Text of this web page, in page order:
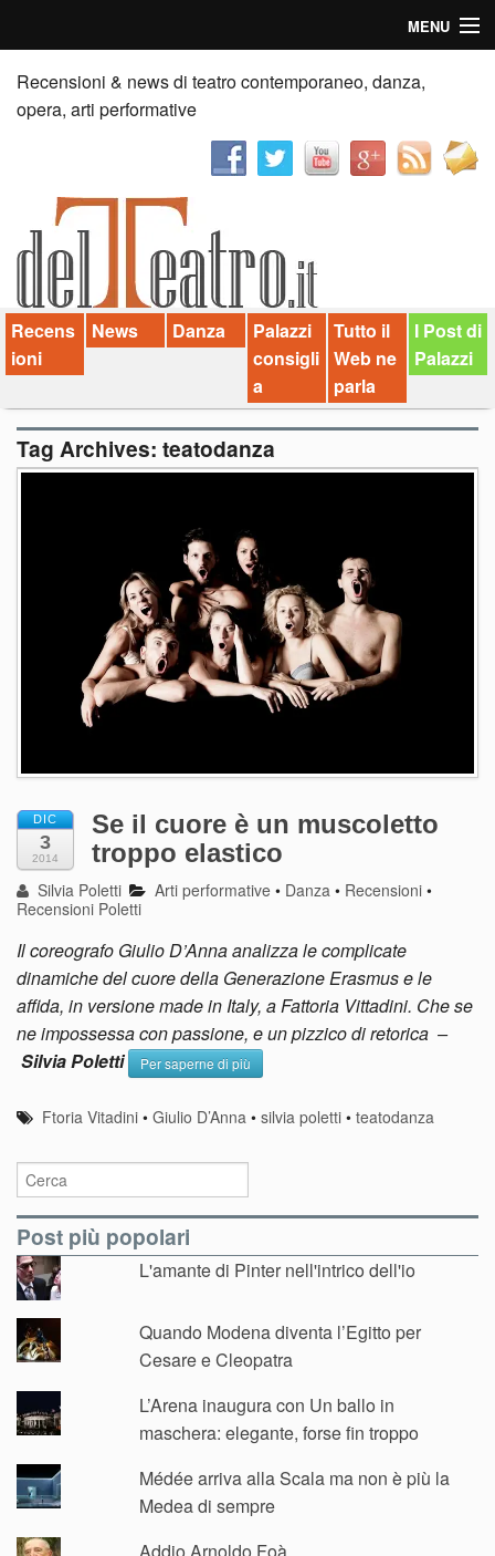
MENU
Home
Recensioni
News
Palazzi consiglia
Video
Chi siamo
Contatti
Recensioni & news di teatro contemporaneo, danza,
opera, arti performative
Recens
ioni
News Danza
Palazzi
consigli
a
Tutto il
Web ne
parla
I Post di
Palazzi
Tag Archives: teatodanza
DIC
3
2014
Se il cuore è un muscoletto
troppo elastico
Silvia Poletti Arti performative • Danza • Recensioni •
Recensioni Poletti
Il coreografo Giulio D’Anna analizza le complicate
dinamiche del cuore della Generazione Erasmus e le
affida, in versione made in Italy, a Fattoria Vittadini. Che se
ne impossessa con passione, e un pizzico di retorica –
Silvia Poletti
Per saperne di più
Ftoria Vitadini •Giulio D’Anna •silvia poletti •teatodanza
Post più popolari
L'amante di Pinter nell'intrico dell'io
Quando Modena diventa l’Egitto per
Cesare e Cleopatra
L’Arena inaugura con Un ballo in
maschera: elegante, forse fin troppo
Médée arriva alla Scala ma non è più la
Medea di sempre
Addio Arnoldo Foà